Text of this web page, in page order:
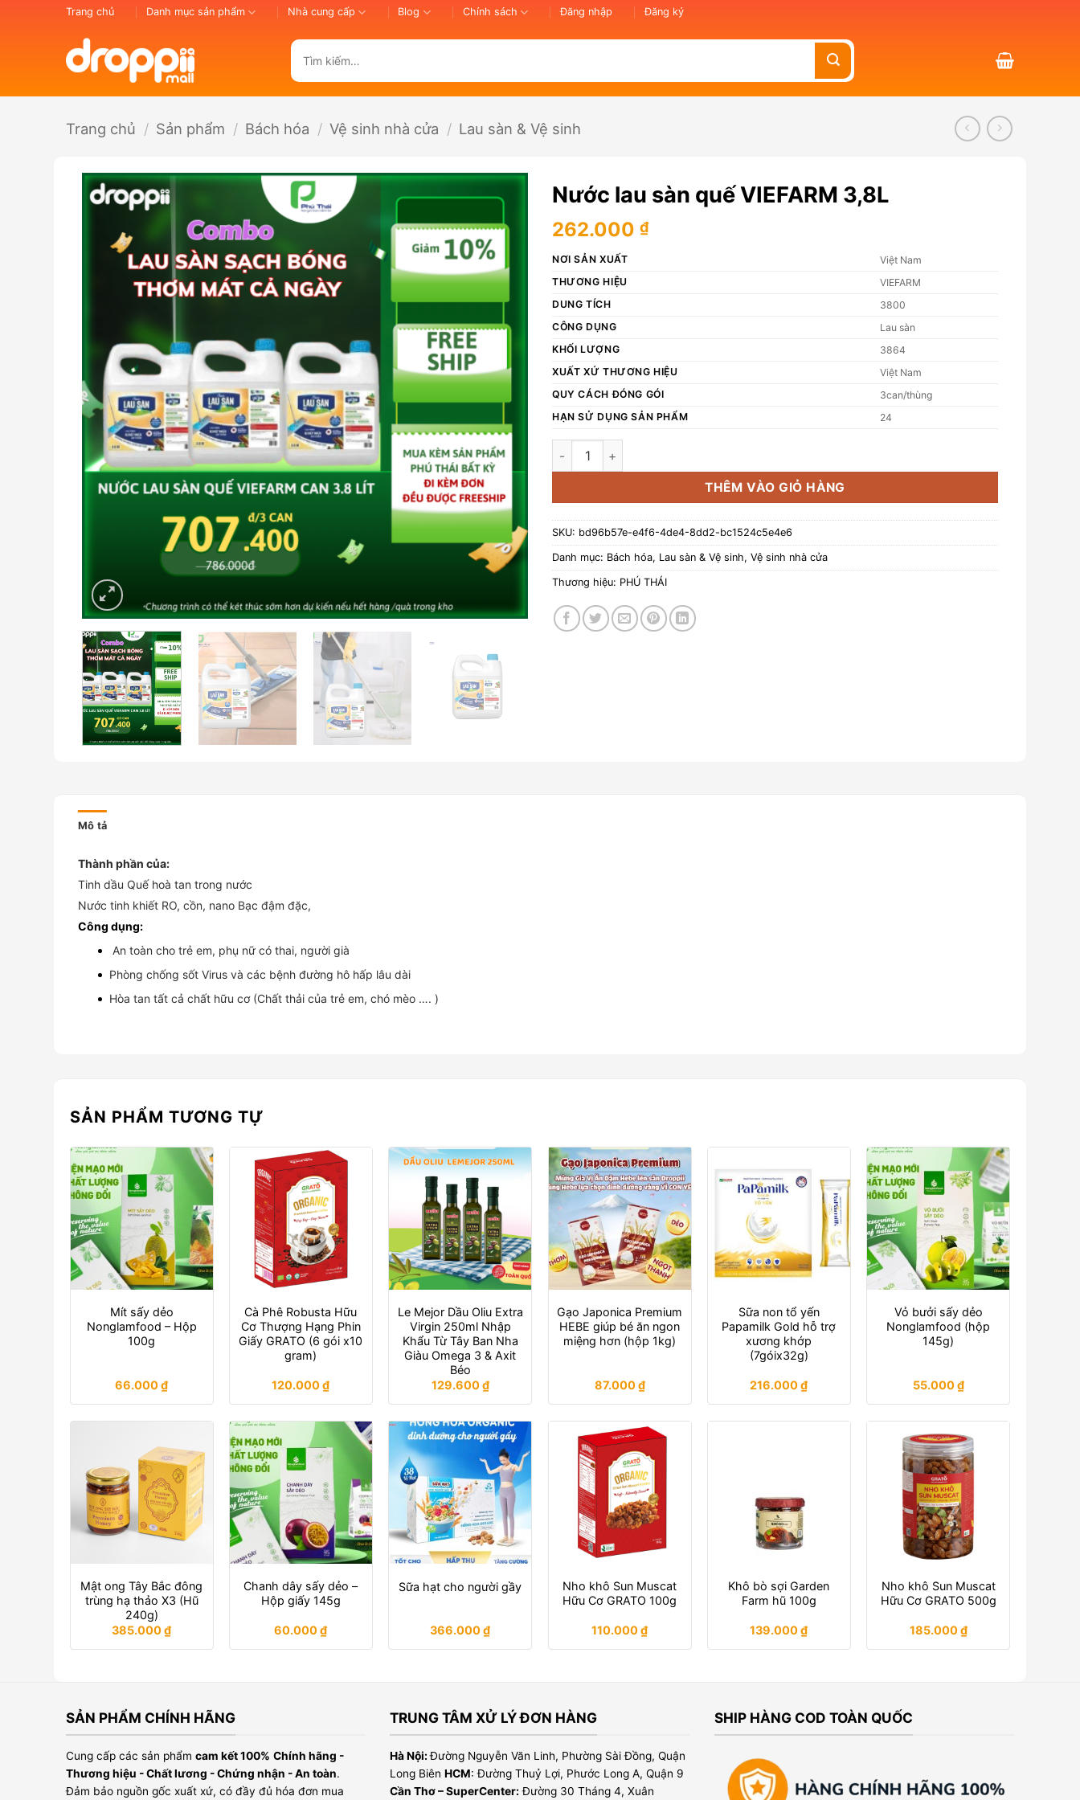
Trang chủ Danh mục sản phẩm Nhà cung cấp Blog Chính sách Đăng nhập Đăng ký
kiếm:
Trang chủ / Sản phẩm / Bách hóa / Vệ sinh nhà cửa / Lau sàn & Vệ sinh
Nước lau sàn quế VIEFARM 3,8L
262.000 ₫
NƠI SẢN XUẤT
Việt Nam
THƯƠNG HIỆU
VIEFARM
DUNG TÍCH
3800
CÔNG DỤNG
Lau sàn
KHỐI LƯỢNG
3864
XUẤT XỨ THƯƠNG HIỆU
Việt Nam
QUY CÁCH ĐÓNG GÓI
3can/thùng
HẠN SỬ DỤNG SẢN PHẨM
24
Nước lau sàn quế VIEFARM 3,8L số lượng
THÊM VÀO GIỎ HÀNG
SKU: bd96b57e-e4f6-4de4-8dd2-bc1524c5e4e6
Danh mục: Bách hóa, Lau sàn & Vệ sinh, Vệ sinh nhà cửa
Thương hiệu: PHÚ THÁI
Mô tả
Thành phần của:
Tinh dầu Quế hoà tan trong nước
Nước tinh khiết RO, cồn, nano Bạc đậm đặc,
Công dụng:
An toàn cho trẻ em, phụ nữ có thai, người già
Phòng chống sốt Virus và các bệnh đường hô hấp lâu dài
Hòa tan tất cả chất hữu cơ (Chất thải của trẻ em, chó mèo …. )
SẢN PHẨM TƯƠNG TỰ
Mít sấy dẻo
Nonglamfood – Hộp
100g
66.000₫
Cà Phê Robusta Hữu
Cơ Thượng Hạng Phin
Giấy GRATO (6 gói x10
gram)
120.000₫
Le Mejor Dầu Oliu Extra
Virgin 250ml Nhập
Khẩu Từ Tây Ban Nha
Giàu Omega 3 & Axit
Béo
129.600₫
Gạo Japonica Premium
HEBE giúp bé ăn ngon
miệng hơn (hộp 1kg)
87.000₫
Sữa non tổ yến
Papamilk Gold hỗ trợ
xương khớp
(7góix32g)
216.000₫
Vỏ bưởi sấy dẻo
Nonglamfood (hộp
145g)
55.000₫
Mật ong Tây Bắc đông
trùng hạ thảo X3 (Hũ
240g)
385.000₫
Chanh dây sấy dẻo –
Hộp giấy 145g
60.000₫
Sữa hạt cho người gầy
366.000₫
Nho khô Sun Muscat
Hữu Cơ GRATO 100g
110.000₫
Khô bò sợi Garden
Farm hũ 100g
139.000₫
Nho khô Sun Muscat
Hữu Cơ GRATO 500g
185.000₫
SẢN PHẨM CHÍNH HÃNG
Cung cấp các sản phẩm cam kết 100% Chính hãng -
Thương hiệu - Chất lương - Chứng nhận - An toàn.
Đảm bảo nguồn gốc xuất xứ, có đầy đủ hóa đơn mua
TRUNG TÂM XỬ LÝ ĐƠN HÀNG
Hà Nội:Đường Nguyễn Văn Linh, Phường Sài Đồng, Quận
Long BiênHCM: Đường Thuỷ Lợi, Phước Long A, Quận 9
Cần Thơ – SuperCenter: Đường 30 Tháng 4, Xuân
SHIP HÀNG COD TOÀN QUỐC